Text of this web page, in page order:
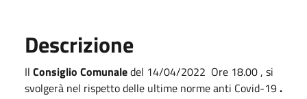
Descrizione
Il Consiglio Comunaledel 14/04/2022 Ore 18.00 , si
svolgerà nel rispetto delle ultime norme anti Covid-19.